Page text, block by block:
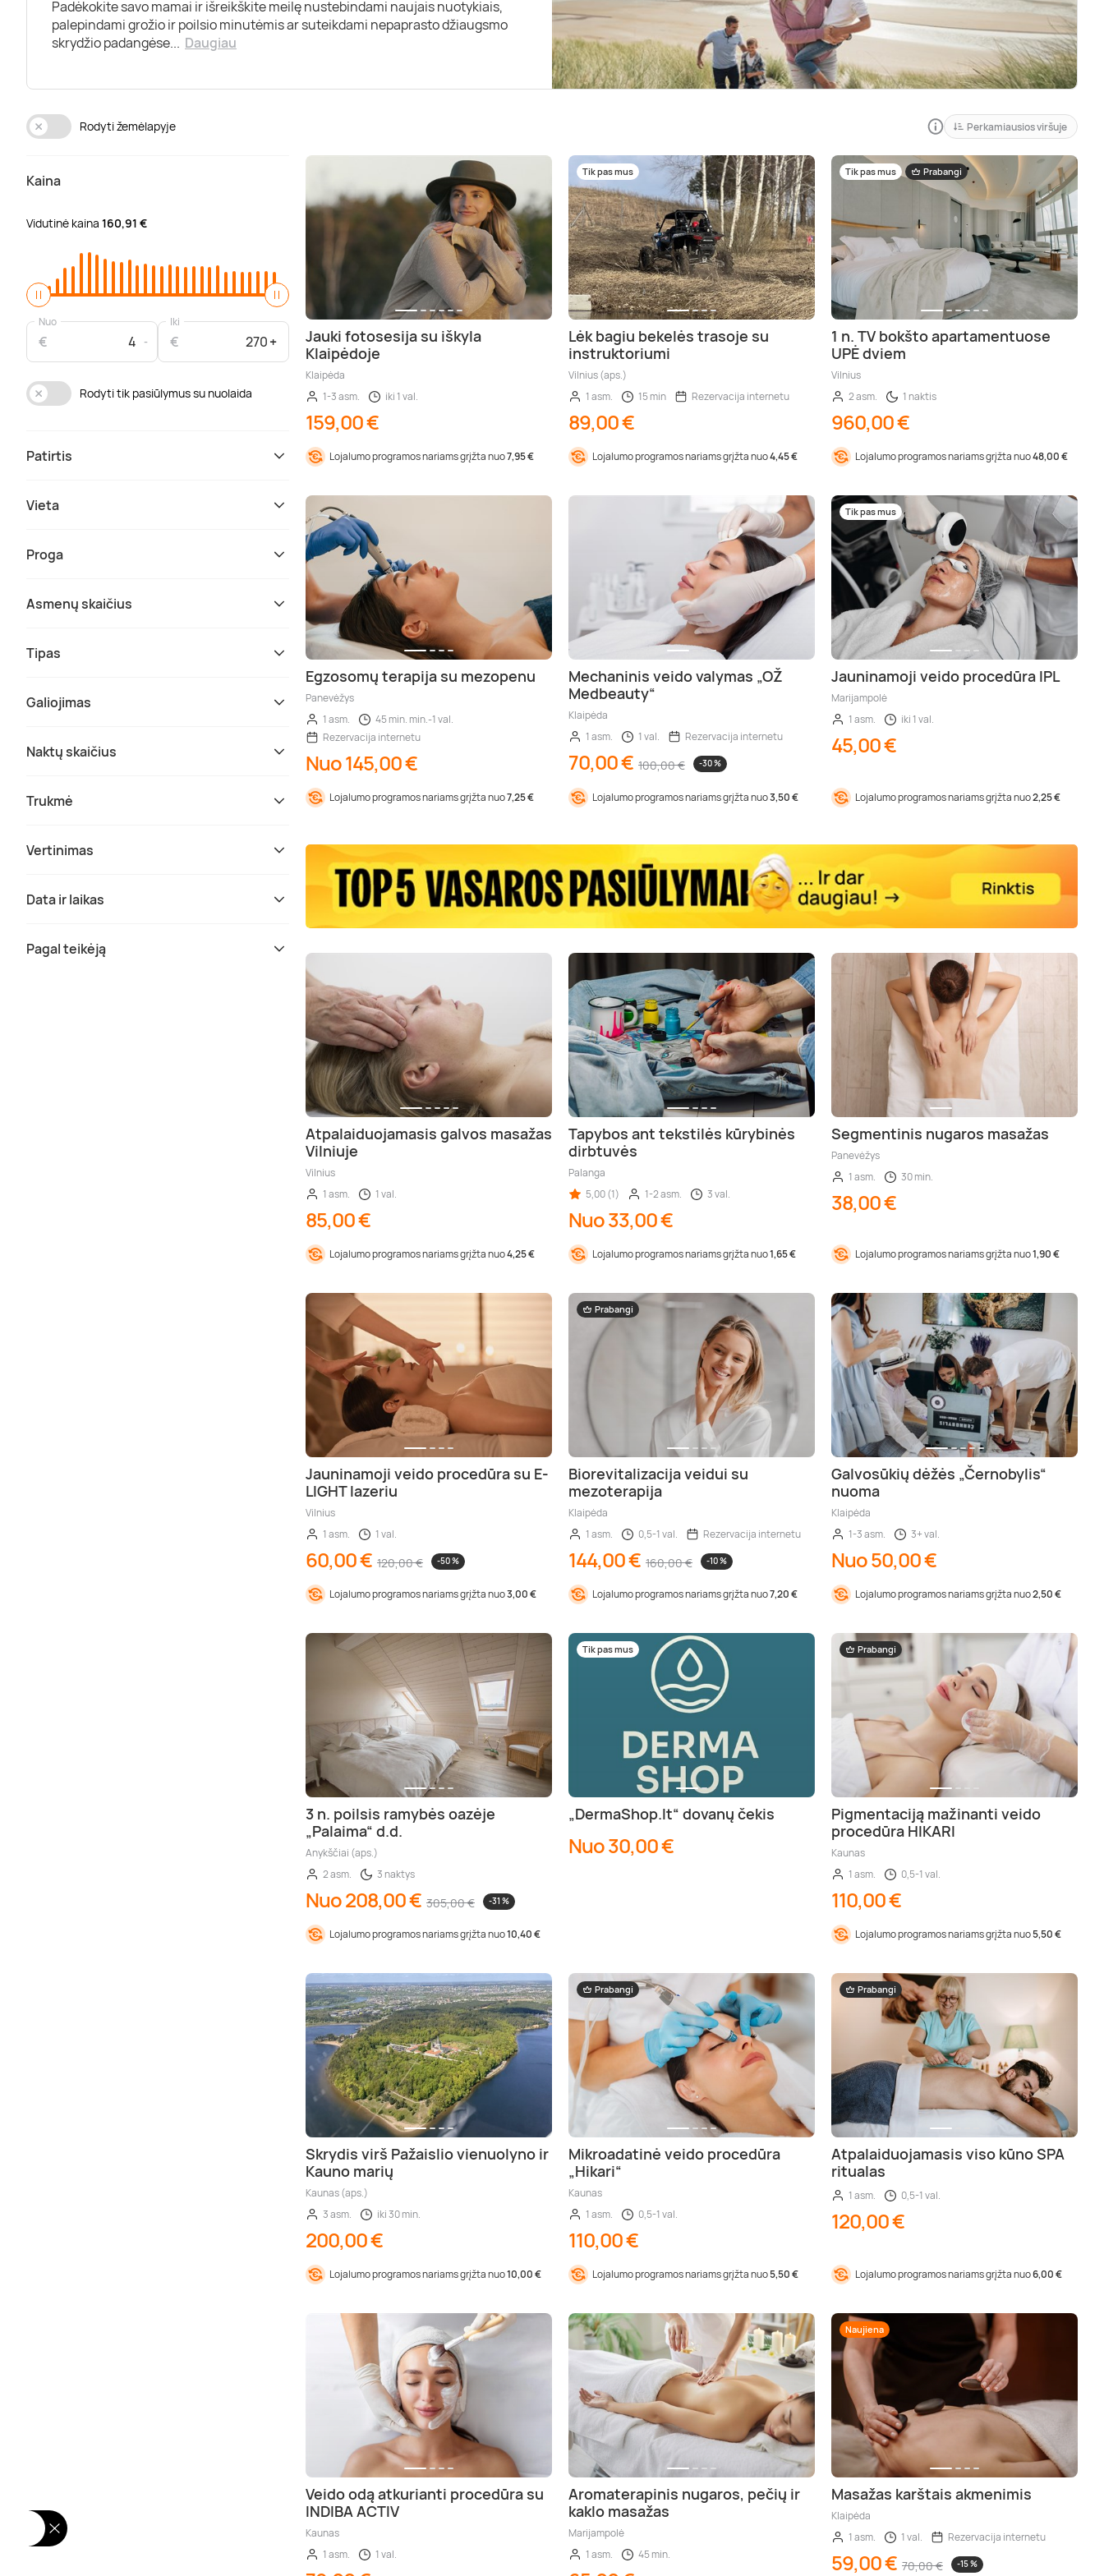
Padėkokite savo mamai ir išreikškite meilę nustebindami naujais nuotykiais,
palepindami grožio ir poilsio minutėmis ar suteikdami nepaprasto džiaugsmo
skrydžio padangėse... Daugiau
Rodyti žemėlapyje Perkamiausios viršuje
Kaina
Vidutinė kaina 160,91 €
Nuo
€
Iki
€
Rodyti tik pasiūlymus su nuolaida
Patirtis
Vieta
Proga
Asmenų skaičius
Tipas
Galiojimas
Naktų skaičius
Trukmė
Vertinimas
Data ir laikas
Pagal teikėją
Jauki fotosesija su iškyla
Klaipėdoje
Klaipėda
1-3 asm.
iki 1 val.
159,00 €
Lojalumo programos nariams grįžta nuo7,95 €
Tik pas mus
Lėk bagiu bekelės trasoje su
instruktoriumi
Vilnius (aps.)
1 asm.
15 min Rezervacija internetu
89,00 €
Lojalumo programos nariams grįžta nuo4,45 €
Tik pas mus Prabangi
1 n. TV bokšto apartamentuose
UPĖ dviem
Vilnius
2 asm.
1 naktis
960,00 €
Lojalumo programos nariams grįžta nuo48,00 €
Egzosomų terapija su mezopenu
Panevėžys
1 asm.
45 min. min.-1 val.
Rezervacija internetu
Nuo 145,00 €
Lojalumo programos nariams grįžta nuo7,25 €
Mechaninis veido valymas „OŽ
Medbeauty“
Klaipėda
1 asm.
1 val. Rezervacija internetu
70,00 € 100,00 € -30 %
Lojalumo programos nariams grįžta nuo3,50 €
Tik pas mus
Jauninamoji veido procedūra IPL
Marijampolė
1 asm.
iki 1 val.
45,00 €
Lojalumo programos nariams grįžta nuo2,25 €
Atpalaiduojamasis galvos masažas
Vilniuje
Vilnius
1 asm.
1 val.
85,00 €
Lojalumo programos nariams grįžta nuo4,25 €
Tapybos ant tekstilės kūrybinės
dirbtuvės
Palanga
5,00 (1)
1-2 asm. 3 val.
Nuo 33,00 €
Lojalumo programos nariams grįžta nuo1,65 €
Segmentinis nugaros masažas
Panevėžys
1 asm.
30 min.
38,00 €
Lojalumo programos nariams grįžta nuo1,90 €
Jauninamoji veido procedūra su E-
LIGHT lazeriu
Vilnius
1 asm.
1 val.
60,00 € 120,00 € -50 %
Lojalumo programos nariams grįžta nuo3,00 €
Prabangi
Biorevitalizacija veidui su
mezoterapija
Klaipėda
1 asm.
0,5-1 val. Rezervacija internetu
144,00 € 160,00 € -10 %
Lojalumo programos nariams grįžta nuo7,20 €
Galvosūkių dėžės „Černobylis“
nuoma
Klaipėda
1-3 asm.
3+ val.
Nuo 50,00 €
Lojalumo programos nariams grįžta nuo2,50 €
3 n. poilsis ramybės oazėje
„Palaima“ d.d.
Anykščiai (aps.)
2 asm.
3 naktys
Nuo 208,00 € 305,00 € -31 %
Lojalumo programos nariams grįžta nuo10,40 €
Tik pas mus
„DermaShop.lt“ dovanų čekis
Nuo 30,00 €
Prabangi
Pigmentaciją mažinanti veido
procedūra HIKARI
Kaunas
1 asm.
0,5-1 val.
110,00 €
Lojalumo programos nariams grįžta nuo5,50 €
Skrydis virš Pažaislio vienuolyno ir
Kauno marių
Kaunas (aps.)
3 asm.
iki 30 min.
200,00 €
Lojalumo programos nariams grįžta nuo10,00 €
Prabangi
Mikroadatinė veido procedūra
„Hikari“
Kaunas
1 asm.
0,5-1 val.
110,00 €
Lojalumo programos nariams grįžta nuo5,50 €
Prabangi
Atpalaiduojamasis viso kūno SPA
ritualas
1 asm. 0,5-1 val.
120,00 €
Lojalumo programos nariams grįžta nuo6,00 €
Veido odą atkurianti procedūra su
INDIBA ACTIV
Kaunas
1 asm.
1 val.
Aromaterapinis nugaros, pečių ir
kaklo masažas
Marijampolė
1 asm.
45 min.
Naujiena
Masažas karštais akmenimis
Klaipėda
1 asm.
1 val. Rezervacija internetu
59,00 € 70,00 € -15 %